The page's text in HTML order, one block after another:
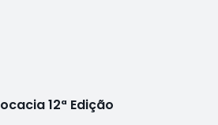
12ª Edição